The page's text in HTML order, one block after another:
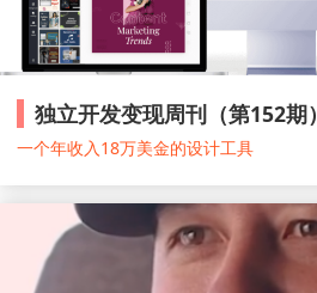
独立开发变现周刊（第152期）
一个年收入18万美金的设计工具